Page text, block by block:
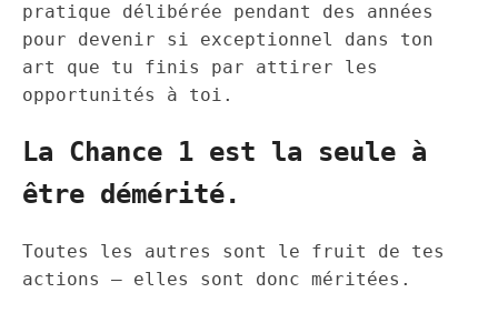
pratique délibérée pendant des années
pour devenir si exceptionnel dans ton
art que tu finis par attirer les
opportunités à toi.
La Chance 1 est la seule à
être démérité.
Toutes les autres sont le fruit de tes
actions — elles sont donc méritées.